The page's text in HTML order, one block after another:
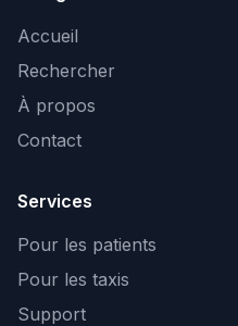
Accueil
Rechercher
À propos
Contact
Services
Pour les patients
Pour les taxis
Support